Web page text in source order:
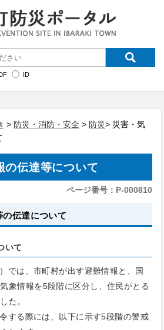
ID
> 防災・消防・安全 > 防災> 災害・気
の伝達等について
ページ番号：P-000810
伝達について
いて
では、市町村が出す避難情報と、国
象情報を5段階に区分し、住民がとる
た。
する際には、以下に示す5段階の警戒